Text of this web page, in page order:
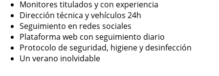
Monitores titulados y con experiencia
Dirección técnica y vehículos 24h
Seguimiento en redes sociales
Plataforma web con seguimiento diario
Protocolo de seguridad, higiene y desinfección
Un verano inolvidable